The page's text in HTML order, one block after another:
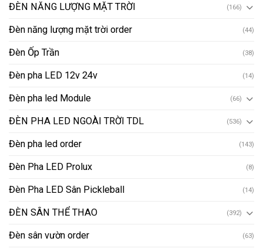
ĐÈN NĂNG LƯỢNG MẶT TRỜI (166)
Đèn năng lượng mặt trời order (44)
Đèn Ốp Trần (38)
Đèn pha LED 12v 24v (14)
Đèn pha led Module (66)
ĐÈN PHA LED NGOÀI TRỜI TDL (536)
Đèn pha led order (143)
Đèn Pha LED Prolux (8)
Đèn Pha LED Sân Pickleball (14)
ĐÈN SÂN THỂ THAO (392)
Đèn sân vườn order (63)